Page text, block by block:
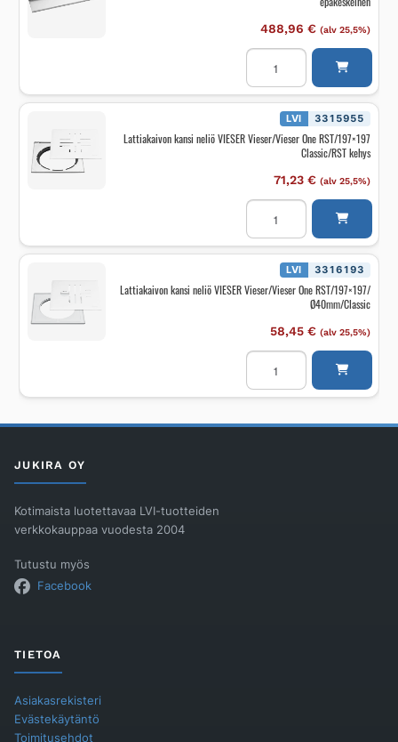
488,96 € (alv 25,5%)
Lattiakaivon
kouru
VIESER
Vieser
Line
1000mm
epäkeskeinen
LVI 3315955
Lattiakaivon kansi neliö VIESER Vieser/Vieser One RST/197×197
Classic/RST kehys
71,23 € (alv 25,5%)
Lattiakaivon
kansi
neliö
VIESER
Vieser/Vieser
RST/197x197
Classic/RST
LVI 3316193
Lattiakaivon kansi neliö VIESER Vieser/Vieser One RST/197×197/
Ø40mm/Classic
58,45 € (alv 25,5%)
Lattiakaivon
kansi
neliö
VIESER
RST/197x197/
JUKIRA OY
Kotimaista luotettavaa LVI-tuotteiden
verkkokauppaa vuodesta 2004
Tutustu myös
Facebook
TIETOA
Asiakasrekisteri
Evästekäytäntö
Toimitusehdot